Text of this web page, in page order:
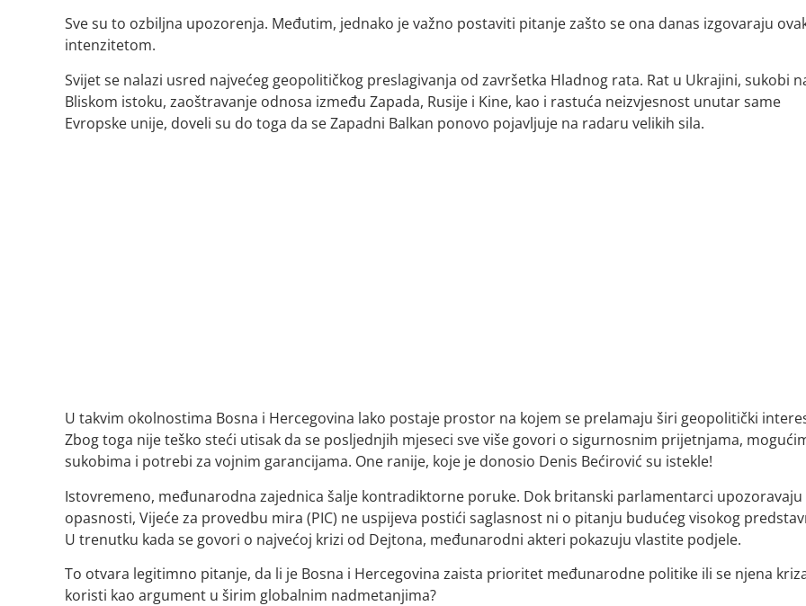
Sve su to ozbiljna upozorenja. Međutim, jednako je važno postaviti pitanje zašto se ona danas izgovaraju
intenzitetom.
Svijet se nalazi usred najvećeg geopolitičkog preslagivanja od završetka Hladnog rata. Rat u Ukrajini, sukobi
Bliskom istoku, zaoštravanje odnosa između Zapada, Rusije i Kine, kao i rastuća neizvjesnost unutar same
Evropske unije, doveli su do toga da se Zapadni Balkan ponovo pojavljuje na radaru velikih sila.
U takvim okolnostima Bosna i Hercegovina lako postaje prostor na kojem se prelamaju širi geopolitički
Zbog toga nije teško steći utisak da se posljednjih mjeseci sve više govori o sigurnosnim prijetnjama,
sukobima i potrebi za vojnim garancijama. One ranije, koje je donosio Denis Bećirović su istekle!
Istovremeno, međunarodna zajednica šalje kontradiktorne poruke. Dok britanski parlamentarci upozoravaju
opasnosti, Vijeće za provedbu mira (PIC) ne uspijeva postići saglasnost ni o pitanju budućeg visokog
U trenutku kada se govori o najvećoj krizi od Dejtona, međunarodni akteri pokazuju vlastite podjele.
To otvara legitimno pitanje, da li je Bosna i Hercegovina zaista prioritet međunarodne politike ili se njena
koristi kao argument u širim globalnim nadmetanjima?